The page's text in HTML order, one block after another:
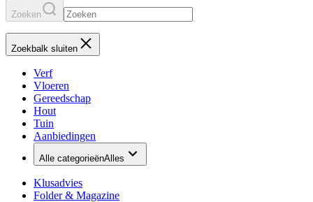
Zoeken
Zoekbalk sluiten
Verf
Vloeren
Gereedschap
Hout
Tuin
Aanbiedingen
Alle categorieënAlles
Klusadvies
Folder & Magazine